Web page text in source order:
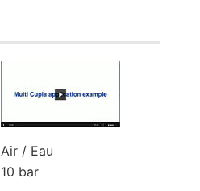
Air / Eau
10 bar